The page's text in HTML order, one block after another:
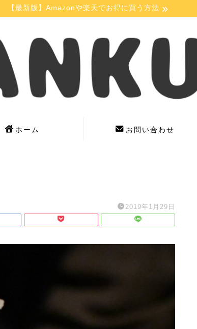
【最新版】Amazonや楽天でお得に買う方法
ホーム お問い合わせ
2019年1月29日